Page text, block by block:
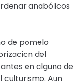
anabólicos
de pomelo
del
en alguno de
Aun